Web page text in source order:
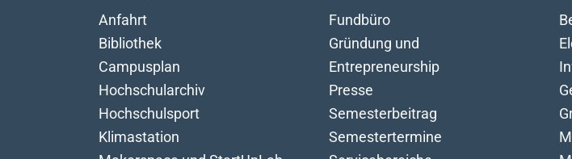
Anfahrt
Bibliothek
Campusplan
Hochschularchiv
Hochschulsport
Klimastation
Fundbüro
Gründung und
Entrepreneurship
Presse
Semesterbeitrag
Semestertermine